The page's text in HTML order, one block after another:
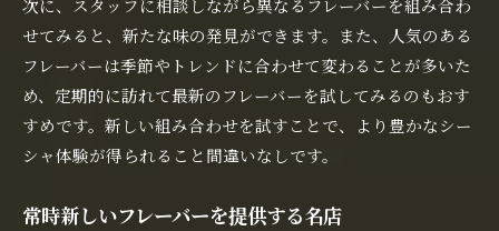
次に、スタッフに相談しながら異なるフレーバーを組み合わ
せてみると、新たな味の発見ができます。また、人気のある
フレーバーは季節やトレンドに合わせて変わることが多いた
め、定期的に訪れて最新のフレーバーを試してみるのもおす
すめです。新しい組み合わせを試すことで、より豊かなシー
シャ体験が得られること間違いなしです。
常時新しいフレーバーを提供する名店